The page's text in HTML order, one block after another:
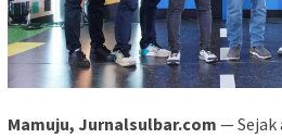
Mamuju, Jurnalsulbar.com — Sejak